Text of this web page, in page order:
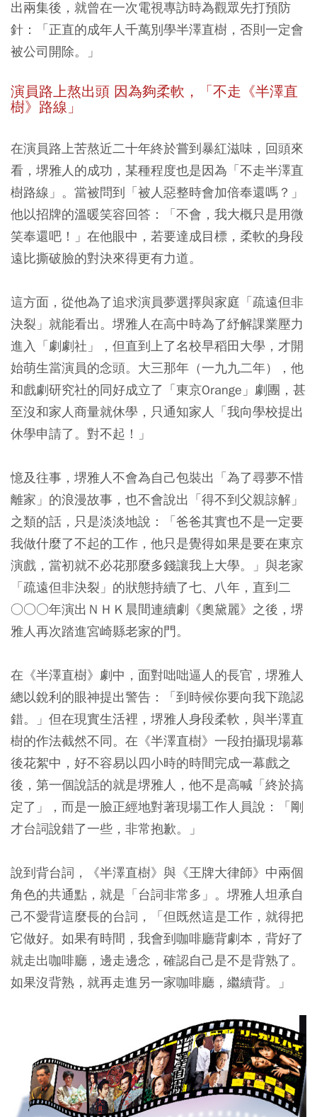
出兩集後，就曾在一次電視專訪時為觀眾先打預防
針：「正直的成年人千萬別學半澤直樹，否則一定會
被公司開除。」
演員路上熬出頭 因為夠柔軟，「不走《半澤直
樹》路線」
在演員路上苦熬近二十年終於嘗到暴紅滋味，回頭來
看，堺雅人的成功，某種程度也是因為「不走半澤直
樹路線」。當被問到「被人惡整時會加倍奉還嗎？」
他以招牌的溫暖笑容回答：「不會，我大概只是用微
笑奉還吧！」在他眼中，若要達成目標，柔軟的身段
遠比撕破臉的對決來得更有力道。
這方面，從他為了追求演員夢選擇與家庭「疏遠但非
決裂」就能看出。堺雅人在高中時為了紓解課業壓力
進入「劇劇社」，但直到上了名校早稻田大學，才開
始萌生當演員的念頭。大三那年（一九九二年），他
和戲劇研究社的同好成立了「東京Orange」劇團，甚
至沒和家人商量就休學，只通知家人「我向學校提出
休學申請了。對不起！」
憶及往事，堺雅人不會為自己包裝出「為了尋夢不惜
離家」的浪漫故事，也不會說出「得不到父親諒解」
之類的話，只是淡淡地說：「爸爸其實也不是一定要
我做什麼了不起的工作，他只是覺得如果是要在東京
演戲，當初就不必花那麼多錢讓我上大學。」與老家
「疏遠但非決裂」的狀態持續了七、八年，直到二
○○○年演出ＮＨＫ晨間連續劇《奧黛麗》之後，堺
雅人再次踏進宮崎縣老家的門。
在《半澤直樹》劇中，面對咄咄逼人的長官，堺雅人
總以銳利的眼神提出警告：「到時候你要向我下跪認
錯。」但在現實生活裡，堺雅人身段柔軟，與半澤直
樹的作法截然不同。在《半澤直樹》一段拍攝現場幕
後花絮中，好不容易以四小時的時間完成一幕戲之
後，第一個說話的就是堺雅人，他不是高喊「終於搞
定了」，而是一臉正經地對著現場工作人員說：「剛
才台詞說錯了一些，非常抱歉。」
說到背台詞，《半澤直樹》與《王牌大律師》中兩個
角色的共通點，就是「台詞非常多」。堺雅人坦承自
己不愛背這麼長的台詞，「但既然這是工作，就得把
它做好。如果有時間，我會到咖啡廳背劇本，背好了
就走出咖啡廳，邊走邊念，確認自己是不是背熟了。
如果沒背熟，就再走進另一家咖啡廳，繼續背。」